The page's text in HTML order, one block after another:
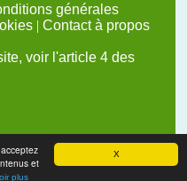
X
et
plus
générales
| Contact à propos
voir l'article 4 des